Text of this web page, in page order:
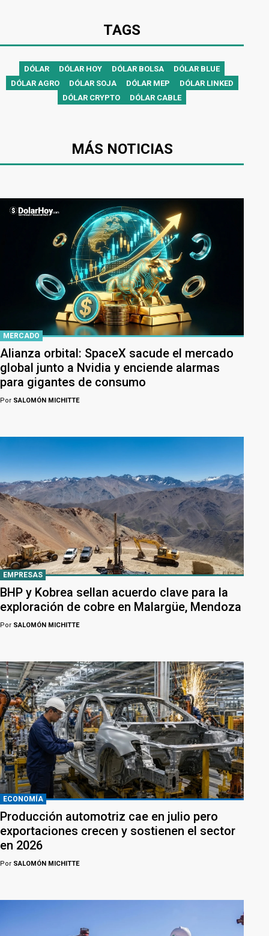
TAGS
DÓLAR DÓLAR HOY DÓLAR BOLSA
DÓLAR BLUE
DÓLAR AGRO
DÓLAR SOJA DÓLAR MEP
DÓLAR LINKED
DÓLAR CRYPTO
DÓLAR CABLE
MÁS NOTICIAS
MERCADO
Alianza orbital: SpaceX sacude el mercado
global junto a Nvidia y enciende alarmas
para gigantes de consumo
Por SALOMÓN MICHITTE
EMPRESAS
BHP y Kobrea sellan acuerdo clave para la
exploración de cobre en Malargüe, Mendoza
Por SALOMÓN MICHITTE
ECONOMÍA
Producción automotriz cae en julio pero
exportaciones crecen y sostienen el sector
en 2026
Por SALOMÓN MICHITTE